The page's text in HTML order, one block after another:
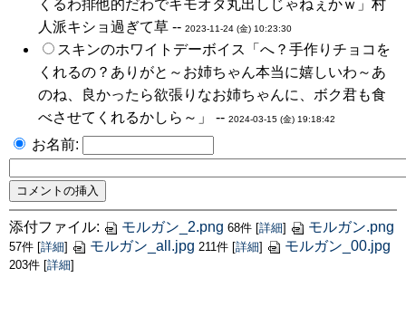
くるわ排他的だわでキモオタ丸出しじゃねぇかｗ」村
人派キショ過ぎて草 -- 2023-11-24 (金) 10:23:30
スキンのホワイトデーボイス「へ？手作りチョコを
くれるの？ありがと～お姉ちゃん本当に嬉しいわ～あ
のね、良かったら欲張りなお姉ちゃんに、ボク君も食
べさせてくれるかしら～」 -- 2024-03-15 (金) 19:18:42
お名前:
添付ファイル: モルガン_2.png 68件 [詳細] モルガン.png
57件 [詳細] モルガン_all.jpg 211件 [詳細] モルガン_00.jpg
203件 [詳細]